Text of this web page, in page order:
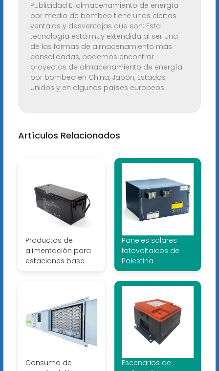
Publicidad El almacenamiento de energía
por medio de bombeo tiene unas ciertas
ventajas y desventajas que son: Esta
tecnología está muy extendida al ser una
de las formas de almacenamiento más
consolidadas, podemos encontrar
proyectos de almacenamiento de energía
por bombeo en China, Japón, Estados
Unidos y en algunos países europeos.
Artículos Relacionados
Productos de
alimentación para
estaciones base
Paneles solares
fotovoltaicos de
Palestina
Consumo de
Escenarios de